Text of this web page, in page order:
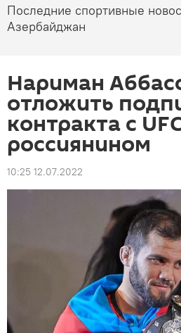
Последние спортивные
Азербайджан
Нариман
отложить
контракта с
россиянином
10:25 12.07.2022